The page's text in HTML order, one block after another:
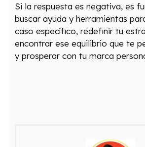
Si la respuesta es negativa, es
buscar ayuda y herramientas
caso específico, redefinir tu
encontrar ese equilibrio que te
y prosperar con tu marca